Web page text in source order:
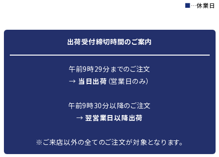
■…休業日
出荷受付締切時間のご案内
午前9時29分までのご注文
→ 当日出荷 （営業日のみ）
午前9時30分以降のご注文
→翌営業日以降出荷
※ご来店以外の全てのご注文が対象となります。